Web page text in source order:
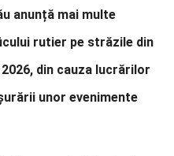
anunță mai multe
rutier pe străzile din
din cauza lucrărilor
unor evenimente